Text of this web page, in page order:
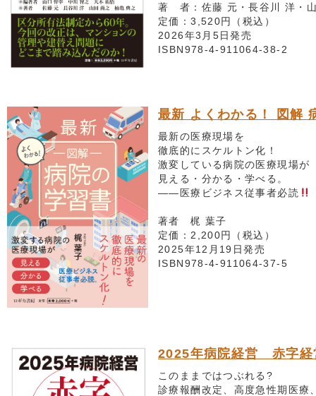
著 者：佐藤 元・長谷川 洋・
定価：3,520円（税込）
2026年3月5日発売
ISBN978-4-911064-38-2
最新 よくわかる！ 図解
最新の医療現場を
徹底的にスケルトン化！
激変している病院の医療現場が
見える・分かる・学べる。
――医療ビジネス従事者必読
著者 梶 葉子
定価：2,200円（税込）
2025年12月19日発売
ISBN978-4-911064-37-5
2025年病院経営 赤字経
このままではつぶれる?
診療報酬改定、高度急性期医療